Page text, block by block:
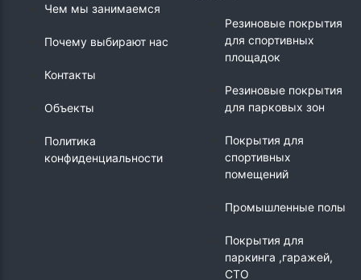
Чем мы занимаемся
Почему выбирают нас
Контакты
Объекты
Политика
конфиденциальности
Резиновые покрытия
для спортивных
площадок
Резиновые покрытия
для парковых зон
Покрытия для
спортивных
помещений
Промышленные полы
Покрытия для
паркинга ,гаражей,
СТО